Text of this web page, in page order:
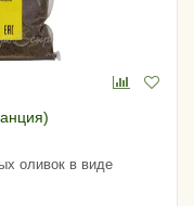
оливок в виде